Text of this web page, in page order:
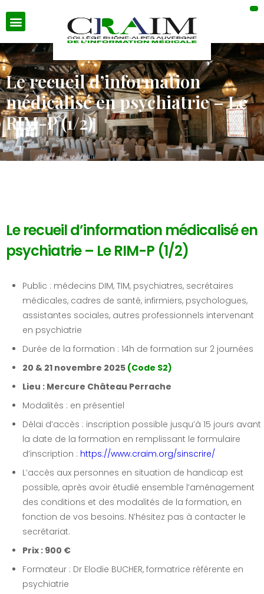
Le recueil d’information
médicalisé en psychiatrie – Le
RIM-P (1/2)
Le recueil d’information médicalisé en
psychiatrie – Le RIM-P (1/2)
Public : médecins DIM, TIM, psychiatres, secrétaires
médicales, cadres de santé, infirmiers, psychologues,
assistantes sociales, autres professionnels intervenant
en psychiatrie
Durée de la formation : 14h de formation sur 2 journées
20 & 21 novembre 2025 (Code S2)
Lieu : Mercure Château Perrache
Modalités : en présentiel
Délai d’accès : inscription possible jusqu’à 15 jours avant
la date de la formation en remplissant le formulaire
d’inscription : https://www.craim.org/sinscrire/
L’accès aux personnes en situation de handicap est
possible, après avoir étudié ensemble l’aménagement
des conditions et des modalités de la formation, en
fonction de vos besoins. N’hésitez pas à contacter le
secrétariat.
Prix : 900 €
Formateur : Dr Elodie BUCHER, formatrice référente en
psychiatrie